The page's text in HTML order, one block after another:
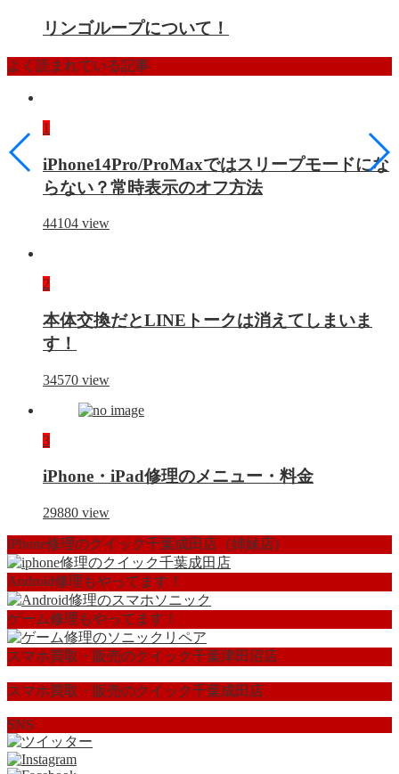
リンゴループについて！
よく読まれている記事
1
iPhone14Pro/ProMaxではスリープモードにな
らない？常時表示のオフ方法
44104 view
2
本体交換だとLINEトークは消えてしまいま
す！
34570 view
3
iPhone・iPad修理のメニュー・料金
29880 view
iPhone修理のクイック千葉成田店（姉妹店)
Android修理もやってます！
ゲーム修理もやってます！
スマホ買取・販売のクイック千葉津田沼店
スマホ買取・販売のクイック千葉成田店
SNS